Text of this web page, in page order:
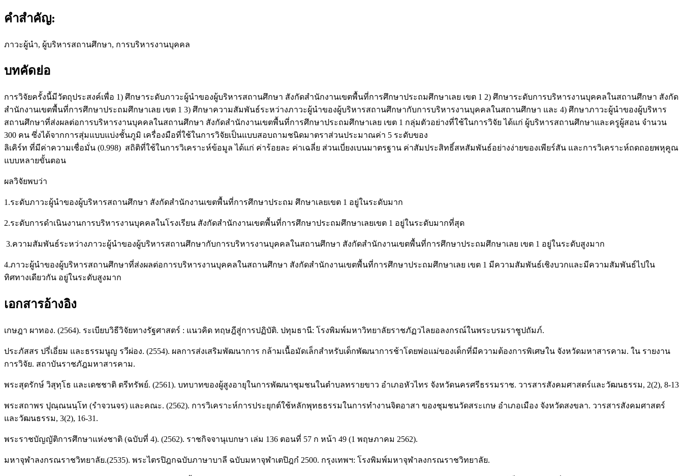
คำสำคัญ:
ภาวะผู้นำ, ผู้บริหารสถานศึกษา, การบริหารงานบุคคล
บทคัดย่อ
การวิจัยครั้งนี้มีวัตถุประสงค์เพื่อ 1) ศึกษาระดับภาวะผู้นำของผู้บริหารสถานศึกษา สังกัดสำนักงานเขตพื้นที่การศึกษาประถมศึกษาเลย เขต 1 2) ศึกษาระดับการบริหารงานบุคคลในสถานศึกษา สังกัด
สำนักงานเขตพื้นที่การศึกษาประถมศึกษาเลย เขต 1 3) ศึกษาความสัมพันธ์ระหว่างภาวะผู้นำของผู้บริหารสถานศึกษากับการบริหารงานบุคคลในสถานศึกษา และ 4) ศึกษาภาวะผู้นำของผู้บริหาร
สถานศึกษาที่ส่งผลต่อการบริหารงานบุคคลในสถานศึกษา สังกัดสำนักงานเขตพื้นที่การศึกษาประถมศึกษาเลย เขต 1 กลุ่มตัวอย่างที่ใช้ในการวิจัย ได้แก่ ผู้บริหารสถานศึกษาและครูผู้สอน จำนวน
300 คน ซึ่งได้จากการสุ่มแบบแบ่งชั้นภูมิ เครื่องมือที่ใช้ในการวิจัยเป็นแบบสอบถามชนิดมาตราส่วนประมาณค่า 5 ระดับของ
ลิเคิร์ท ที่มีค่าความเชื่อมั่น (0.998) สถิติที่ใช้ในการวิเคราะห์ข้อมูล ได้แก่ ค่าร้อยละ ค่าเฉลี่ย ส่วนเบี่ยงเบนมาตรฐาน ค่าสัมประสิทธิ์สหสัมพันธ์อย่างง่ายของเพียร์สัน และการวิเคราะห์ถดถอยพหุคูณ
แบบหลายขั้นตอน
ผลวิจัยพบว่า
1.ระดับภาวะผู้นําของผู้บริหารสถานศึกษา สังกัดสํานักงานเขตพื้นที่การศึกษาประถม ศึกษาเลยเขต 1 อยู่ในระดับมาก
2.ระดับการดําเนินงานการบริหารงานบุคคลในโรงเรียน สังกัดสํานักงานเขตพื้นที่การศึกษาประถมศึกษาเลยเขต 1 อยู่ในระดับมากที่สุด
3.ความสัมพันธ์ระหว่างภาวะผู้นำของผู้บริหารสถานศึกษากับการบริหารงานบุคคลในสถานศึกษา สังกัดสำนักงานเขตพื้นที่การศึกษาประถมศึกษาเลย เขต 1 อยู่ในระดับสูงมาก
4.ภาวะผู้นำของผู้บริหารสถานศึกษาที่ส่งผลต่อการบริหารงานบุคคลในสถานศึกษา สังกัดสำนักงานเขตพื้นที่การศึกษาประถมศึกษาเลย เขต 1 มีความสัมพันธ์เชิงบวกและมีความสัมพันธ์ไปใน
ทิศทางเดียวกัน อยู่ในระดับสูงมาก
เอกสารอ้างอิง
เกษฎา ผาทอง. (2564). ระเบียบวิธีวิจัยทางรัฐศาสตร์ : แนวคิด ทฤษฎีสู่การปฏิบัติ. ปทุมธานี: โรงพิมพ์มหาวิทยาลัยราชภัฏวไลยอลงกรณ์ในพระบรมราชูปถัมภ์.
ประภัสสร ปรี่เอี่ยม และธรรมนูญ รวีผ่อง. (2554). ผลการส่งเสริมพัฒนาการ กล้ามเนื้อมัดเล็กสำหรับเด็กพัฒนาการช้าโดยพ่อแม่ของเด็กที่มีความต้องการพิเศษใน จังหวัดมหาสารคาม. ใน รายงาน
การวิจัย. สถาบันราชภัฎมหาสารคาม.
พระสุดรักษ์ วิสุทฺโธ และเดชชาติ ตรีทรัพย์. (2561). บทบาทของผู้สูงอายุในการพัฒนาชุมชนในตำบลทรายขาว อำเภอหัวไทร จังหวัดนครศรีธรรมราช. วารสารสังคมศาสตร์และวัฒนธรรม, 2(2), 8-13
พระสถาพร ปุณฺณนนฺโท (รำจวนจร) และคณะ. (2562). การวิเคราะห์การประยุกต์ใช้หลักพุทธธรรมในการทำงานจิตอาสา ของชุมชนวัดสระเกษ อำเภอเมือง จังหวัดสงขลา. วารสารสังคมศาสตร์
และวัฒนธรรม, 3(2), 16-31.
พระราชบัญญัติการศึกษาแห่งชาติ (ฉบับที่ 4). (2562). ราชกิจจานุเบกษา เล่ม 136 ตอนที่ 57 ก หน้า 49 (1 พฤษภาคม 2562).
มหาจุฬาลงกรณราชวิทยาลัย.(2535). พระไตรปิฎกฉบับภาษาบาลี ฉบับมหาจุฬาเตปิฎกํ 2500. กรุงเทพฯ: โรงพิมพ์มหาจุฬาลงกรณราชวิทยาลัย.